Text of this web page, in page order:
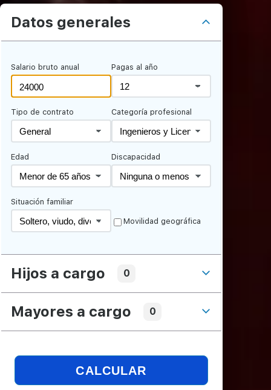
Datos generales
Salario bruto anual Pagas al año
Tipo de contrato Categoría profesional
Edad Discapacidad
Situación familiar
Movilidad geográfica
Hijos a cargo 0
Mayores a cargo 0
CALCULAR